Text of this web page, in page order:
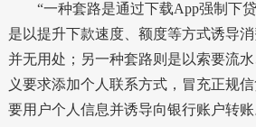
“一种套路是通过下载App强制下贷
是以提升下款速度、额度等方式诱导
并无用处；另一种套路则是以索要流
义要求添加个人联系方式，冒充正规
要用户个人信息并诱导向银行账户转账